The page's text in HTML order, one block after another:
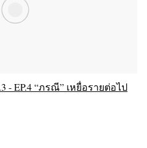
- EP.4 “ภรณี” เหยื่อรายต่อไป